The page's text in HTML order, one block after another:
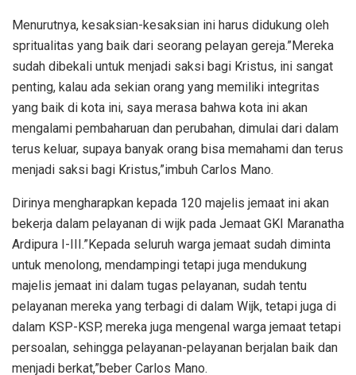
Menurutnya, kesaksian-kesaksian ini harus didukung oleh
spritualitas yang baik dari seorang pelayan gereja.”Mereka
sudah dibekali untuk menjadi saksi bagi Kristus, ini sangat
penting, kalau ada sekian orang yang memiliki integritas
yang baik di kota ini, saya merasa bahwa kota ini akan
mengalami pembaharuan dan perubahan, dimulai dari dalam
terus keluar, supaya banyak orang bisa memahami dan terus
menjadi saksi bagi Kristus,”imbuh Carlos Mano.
Dirinya mengharapkan kepada 120 majelis jemaat ini akan
bekerja dalam pelayanan di wijk pada Jemaat GKI Maranatha
Ardipura I-III.”Kepada seluruh warga jemaat sudah diminta
untuk menolong, mendampingi tetapi juga mendukung
majelis jemaat ini dalam tugas pelayanan, sudah tentu
pelayanan mereka yang terbagi di dalam Wijk, tetapi juga di
dalam KSP-KSP, mereka juga mengenal warga jemaat tetapi
persoalan, sehingga pelayanan-pelayanan berjalan baik dan
menjadi berkat,”beber Carlos Mano.